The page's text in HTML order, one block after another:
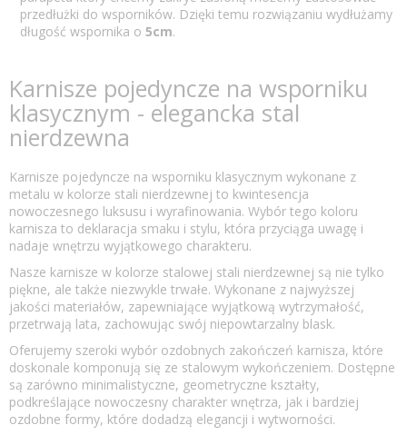
przedłużki do wsporników. Dzięki temu rozwiązaniu wydłużamy
długość wspornika o 5cm.
Karnisze pojedyncze na wsporniku
klasycznym - elegancka stal
nierdzewna
Karnisze pojedyncze na wsporniku klasycznym wykonane z
metalu w kolorze stali nierdzewnej to kwintesencja
nowoczesnego luksusu i wyrafinowania. Wybór tego koloru
karnisza to deklaracja smaku i stylu, która przyciąga uwagę i
nadaje wnętrzu wyjątkowego charakteru.
Nasze karnisze w kolorze stalowej stali nierdzewnej są nie tylko
piękne, ale także niezwykle trwałe. Wykonane z najwyższej
jakości materiałów, zapewniające wyjątkową wytrzymałość,
przetrwają lata, zachowując swój niepowtarzalny blask.
Oferujemy szeroki wybór ozdobnych zakończeń karnisza, które
doskonale komponują się ze stalowym wykończeniem. Dostępne
są zarówno minimalistyczne, geometryczne kształty,
podkreślające nowoczesny charakter wnętrza, jak i bardziej
ozdobne formy, które dodadzą elegancji i wytworności.